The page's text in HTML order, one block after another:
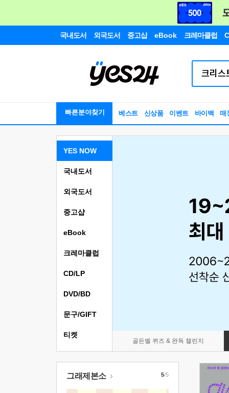
국내도서 외국도서 중고샵 eBook 크레마클럽
빠른분야찾기 베스트 신상품 이벤트 바이백 매
YES NOW
골든벨 퀴즈 & 완독 챌린지
국내도서
외국도서
중고샵
eBook
크레마클럽
CD/LP
DVD/BD
문구/GIFT
티켓
그래제본소 5/5